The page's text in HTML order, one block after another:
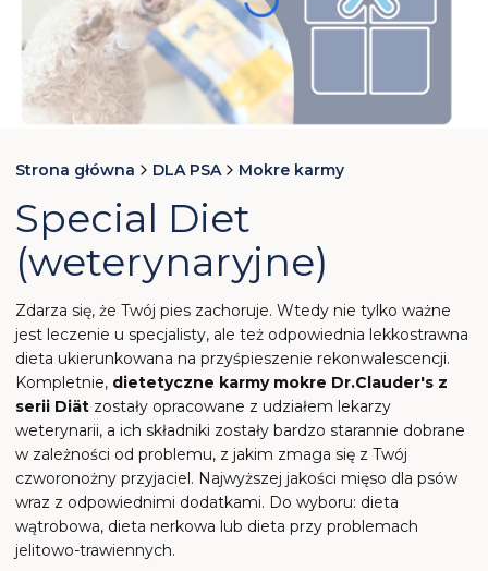
Strona główna
DLA PSA Mokre karmy
Special Diet
(weterynaryjne)
Zdarza się, że Twój pies zachoruje. Wtedy nie tylko ważne
jest leczenie u specjalisty, ale też odpowiednia lekkostrawna
dieta ukierunkowana na przyśpieszenie rekonwalescencji.
Kompletnie, dietetyczne karmy mokre Dr.Clauder's z
serii Diät zostały opracowane z udziałem lekarzy
weterynarii, a ich składniki zostały bardzo starannie dobrane
w zależności od problemu, z jakim zmaga się z Twój
czworonożny przyjaciel. Najwyższej jakości mięso dla psów
wraz z odpowiednimi dodatkami. Do wyboru: dieta
wątrobowa, dieta nerkowa lub dieta przy problemach
jelitowo-trawiennych.